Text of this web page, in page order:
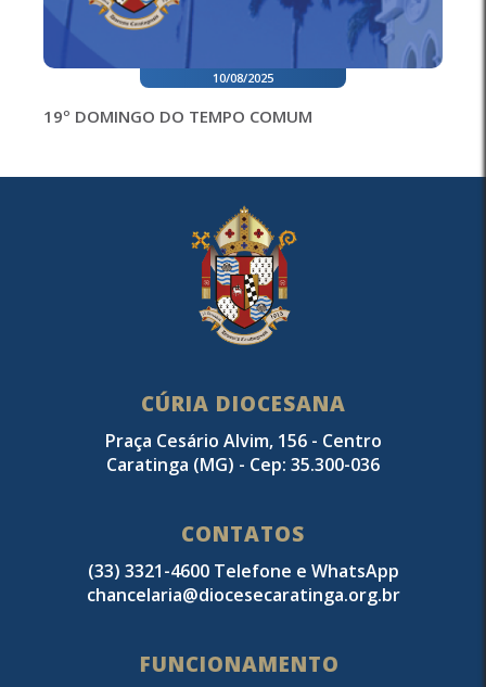
10/08/2025
19º DOMINGO DO TEMPO COMUM
CÚRIA DIOCESANA
Praça Cesário Alvim, 156 - Centro
Caratinga (MG) - Cep: 35.300-036
CONTATOS
(33) 3321-4600 Telefone e WhatsApp
chancelaria@diocesecaratinga.org.br
FUNCIONAMENTO